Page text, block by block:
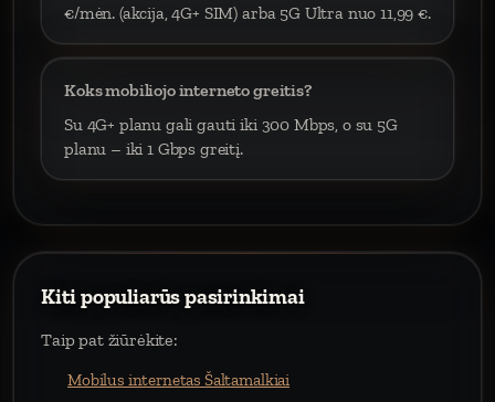
€/mėn. (akcija, 4G+ SIM) arba 5G Ultra nuo 11,99 €.
Koks mobiliojo interneto greitis?
Su 4G+ planu gali gauti iki 300 Mbps, o su 5G
planu – iki 1 Gbps greitį.
Kiti populiarūs pasirinkimai
Taip pat žiūrėkite:
Mobilus internetas Šaltamalkiai